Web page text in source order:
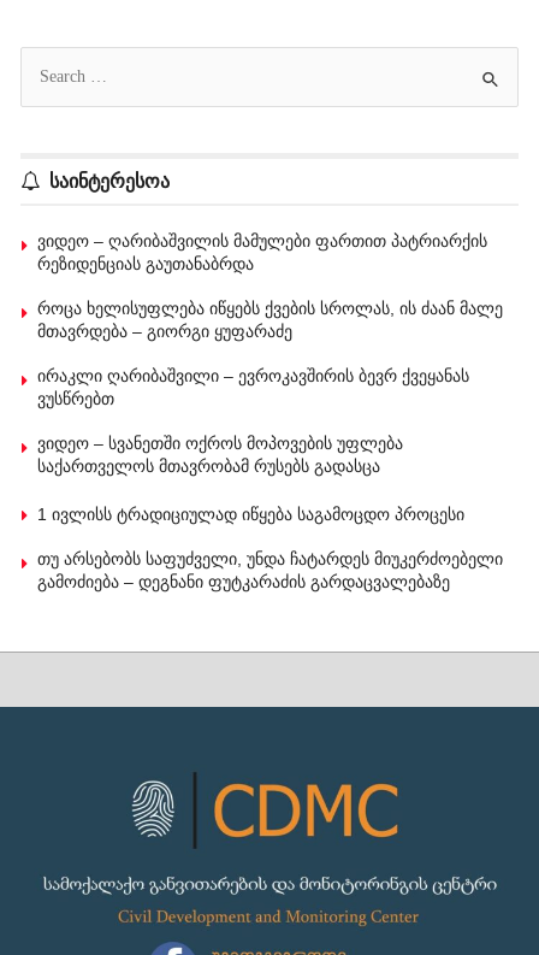
საინტერესოა
ვიდეო – ღარიბაშვილის მამულები ფართით პატრიარქის
რეზიდენციას გაუთანაბრდა
როცა ხელისუფლება იწყებს ქვების სროლას, ის ძაან მალე
მთავრდება – გიორგი ყუფარაძე
ირაკლი ღარიბაშვილი – ევროკავშირის ბევრ ქვეყანას
ვუსწრებთ
ვიდეო – სვანეთში ოქროს მოპოვების უფლება
საქართველოს მთავრობამ რუსებს გადასცა
1 ივლისს ტრადიციულად იწყება საგამოცდო პროცესი
თუ არსებობს საფუძველი, უნდა ჩატარდეს მიუკერძოებელი
გამოძიება – დეგნანი ფუტკარაძის გარდაცვალებაზე